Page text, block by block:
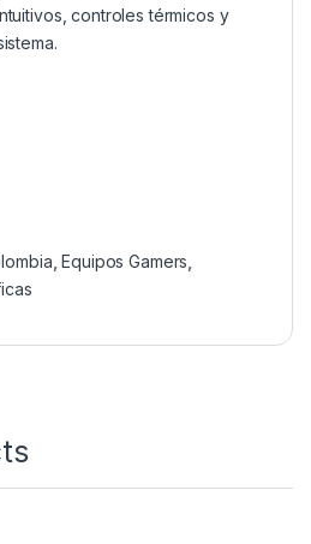
controles térmicos y
,Equipos Gamers